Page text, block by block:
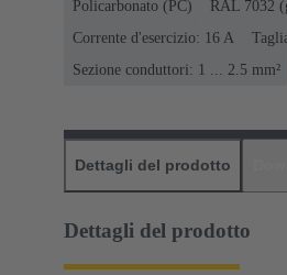
Policarbonato (PC)
RAL 7032
Corrente d'esercizio: ‌16 A
Sezione conduttori: 1 ... 2.5 mm²
Dettagli del prodotto
Dettagli del prodotto